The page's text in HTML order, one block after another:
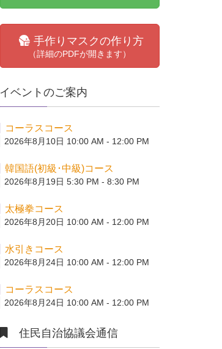
手作りマスクの作り方
（詳細のPDFが開きます）
イベントのご案内
コーラスコース
2026年8月10日 10:00 AM - 12:00 PM
韓国語(初級･中級)コース
2026年8月19日 5:30 PM - 8:30 PM
太極拳コース
2026年8月20日 10:00 AM - 12:00 PM
水引きコース
2026年8月24日 10:00 AM - 12:00 PM
コーラスコース
2026年8月24日 10:00 AM - 12:00 PM
住民自治協議会通信